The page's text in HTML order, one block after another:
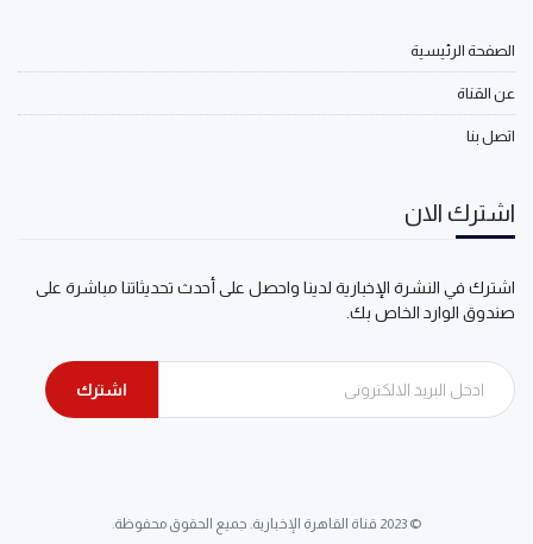
الصفحة الرئيسية
عن القناة
اتصل بنا
اشترك الان
اشترك في النشرة الإخبارية لدينا واحصل على أحدث تحديثاتنا مباشرة على
صندوق الوارد الخاص بك.
اشترك
© 2023 قناة القاهرة الإخبارية. جميع الحقوق محفوظة.